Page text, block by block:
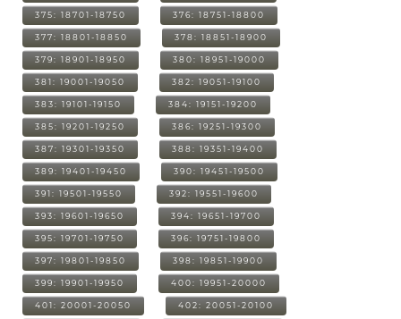
375: 18701-18750 376: 18751-18800
377: 18801-18850 378: 18851-18900
379: 18901-18950 380: 18951-19000
381: 19001-19050 382: 19051-19100
383: 19101-19150 384: 19151-19200
385: 19201-19250 386: 19251-19300
387: 19301-19350 388: 19351-19400
389: 19401-19450 390: 19451-19500
391: 19501-19550 392: 19551-19600
393: 19601-19650 394: 19651-19700
395: 19701-19750 396: 19751-19800
397: 19801-19850 398: 19851-19900
399: 19901-19950 400: 19951-20000
401: 20001-20050 402: 20051-20100